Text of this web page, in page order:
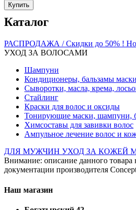
Купить
Каталог
РАСПРОДАЖА / Скидки до 50% !
УХОД ЗА ВОЛОСАМИ
Шампуни
Кондиционеры, бальзамы
Сыворотки, масла, крема,
Стайлинг
Краски для волос и оксиды
Тонирующие маски, шампуни,
Химсоставы для завивки волос
Ампульное лечение волос и
ДЛЯ МУЖЧИН УХОД ЗА КОЖЕЙ
Внимание: описание данного
документации производителя
Наш магазин